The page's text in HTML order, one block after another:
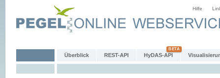
Hilfe
Überblick REST-API HyDAS-API